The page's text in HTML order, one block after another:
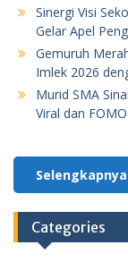
Sinergi Visi
Gelar Apel
Gemuruh
Imlek 2026
Murid SMA
Viral dan FOMO
Selengkapnya
Categories